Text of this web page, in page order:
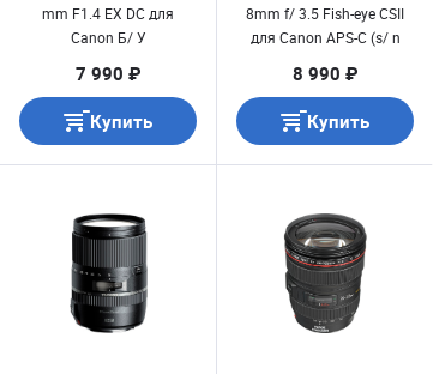
mm F1.4 EX DC для
Canon Б/ У
7 990 ₽
Купить
8mm f/ 3.5 Fish-eye CSII
для Canon APS-C (s/ n
8 990 ₽
Купить